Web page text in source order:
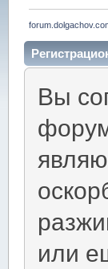
Вы
или